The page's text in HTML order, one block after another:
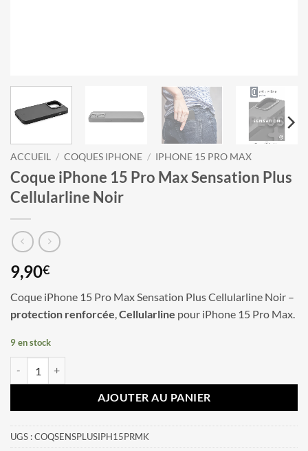
ACCUEIL / COQUES IPHONE / IPHONE 15 PRO MAX
Coque iPhone 15 Pro Max Sensation Plus
Cellularline Noir
9,90€
Coque iPhone 15 Pro Max Sensation Plus Cellularline Noir –
protection renforcée,Cellularline pour iPhone 15 Pro Max.
9 en stock
AJOUTER AU PANIER
UGS :COQSENSPLUSIPH15PRMK